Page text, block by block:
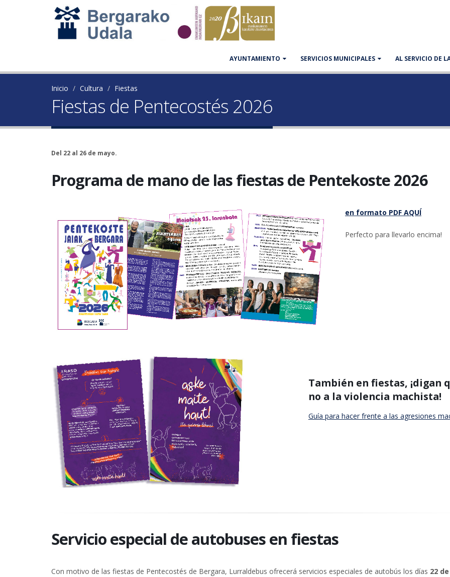
AYUNTAMIENTO SERVICIOS MUNICIPALES AL SERVICIO DE
Inicio Cultura Fiestas
Fiestas de Pentecostés 2026
Del 22 al 26 de mayo.
Programa de mano de las fiestas de Pentekoste 2026
en formato PDF AQUÍ
Perfecto para llevarlo encima!
También en fiestas, ¡digan
no a la violencia machista!
Guía para hacer frente a las agresiones
Servicio especial de autobuses en fiestas
Con motivo de las fiestas de Pentecostés de Bergara, Lurraldebus ofrecerá servicios especiales de autobús los días 22